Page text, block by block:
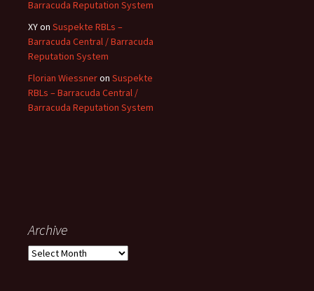
Barracuda Reputation System
XYon Suspekte RBLs –
Barracuda Central / Barracuda
Reputation System
Florian Wiessneron Suspekte
RBLs – Barracuda Central /
Barracuda Reputation System
Archive
Archive